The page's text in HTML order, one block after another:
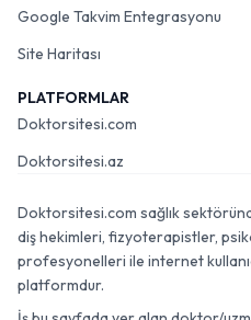
Google Takvim Entegrasyonu
Site Haritası
PLATFORMLAR
Doktorsitesi.com
Doktorsitesi.az
Doktorsitesi.com sağlık
diş hekimleri, fizyoterapistler,
profesyonelleri ile internet
platformdur.